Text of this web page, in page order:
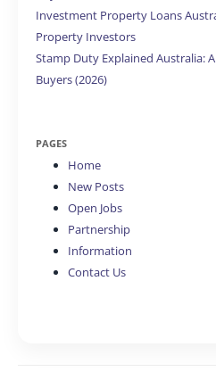
Investment Property Loans
Property Investors
Stamp Duty Explained Australia:
Buyers (2026)
PAGES
Home
New Posts
Open Jobs
Partnership
Information
Contact Us